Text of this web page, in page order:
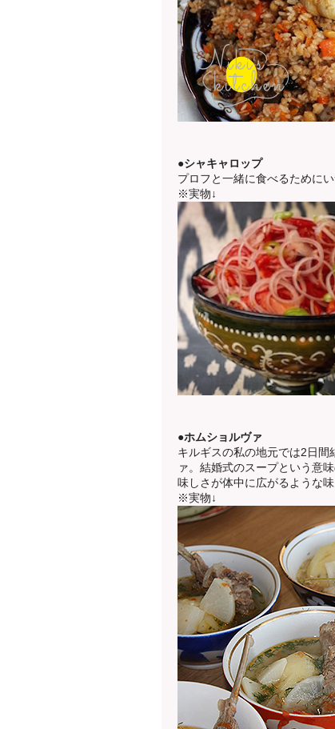
●シャキャロップ
プロフと一緒に食べるために
※実物↓
●ホムショルヴァ
キルギスの私の地元では2日
ァ。結婚式のスープという意
味しさが体中に広がるような
※実物↓